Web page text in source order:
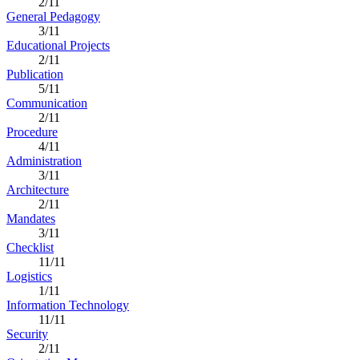
General Pedagogy
3/11
Educational Projects
2/11
Publication
5/11
Communication
2/11
Procedure
4/11
Administration
3/11
Architecture
2/11
Mandates
3/11
Checklist
11/11
Logistics
1/11
Information Technology
11/11
Security
2/11